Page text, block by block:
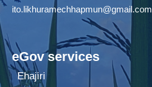
ito.likhuramechhapmun@gmail.com
eGov services
Ehajiri